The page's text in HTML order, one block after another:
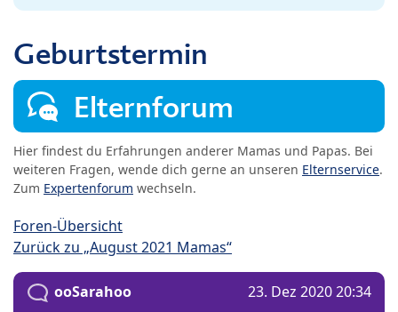
Geburtstermin
Elternforum
Hier findest du Erfahrungen anderer Mamas und Papas. Bei
weiteren Fragen, wende dich gerne an unseren Elternservice.
Zum Expertenforum wechseln.
Foren-Übersicht
Zurück zu „August 2021 Mamas“
ooSarahoo 23. Dez 2020 20:34